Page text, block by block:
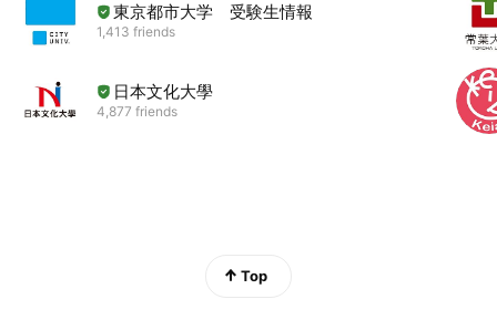
東京都市大学 受験生情報
1,413 friends
日本文化大學
4,877 friends
Top